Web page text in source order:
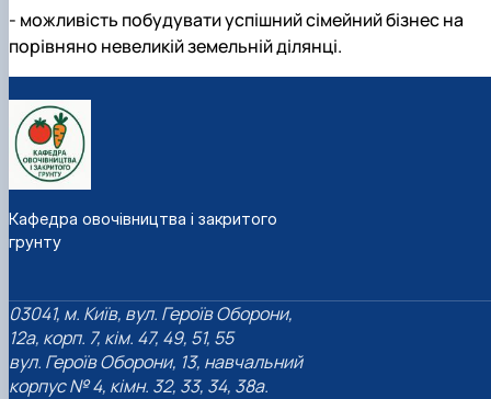
- можливість побудувати успішний сімейний бізнес на
порівняно невеликій земельній ділянці.
Кафедра овочівництва і закритого
грунту
03041, м. Київ, вул. Героїв Оборони,
12а, корп. 7, кім. 47, 49, 51, 55
вул. Героїв Оборони, 13, навчальний
корпус № 4, кімн. 32, 33, 34, 38а.